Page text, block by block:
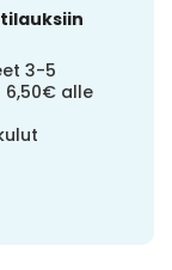
3-5
6,50€ alle